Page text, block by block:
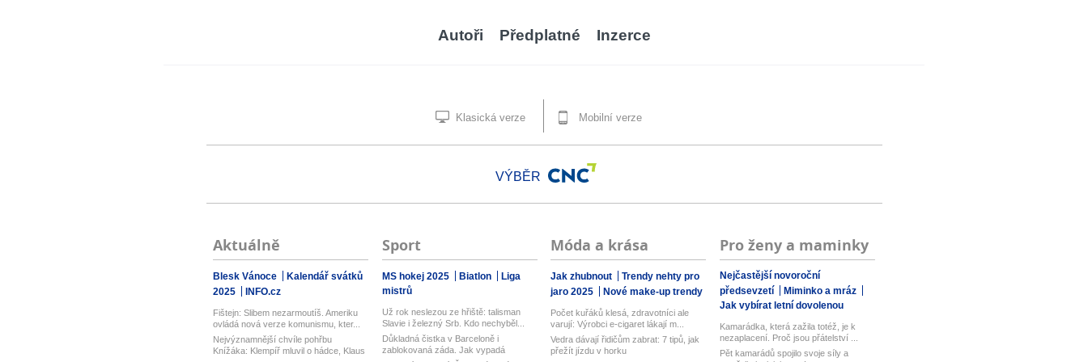
Autoři Předplatné Inzerce
Klasická verze Mobilní verze
VÝBĚR
Aktuálně
Blesk Vánoce
Kalendář svátků
2025
INFO.cz
Fištejn: Slibem nezarmoutíš. Ameriku
ovládá nová verze komunismu, kter...
Nejvýznamnější chvíle pohřbu
Knížáka: Klempíř mluvil o hádce, Klaus
Sport
MS hokej 2025 Biatlon
Liga
mistrů
Už rok neslezou ze hřiště: talisman
Slavie i železný Srb. Kdo nechyběl...
Důkladná čistka v Barceloně i
zablokovaná záda. Jak vypadá
Móda a krása
Jak zhubnout
Trendy nehty pro
jaro 2025
Nové make-up trendy
Počet kuřáků klesá, zdravotníci ale
varují: Výrobci e-cigaret lákají m...
Vedra dávají řidičům zabrat: 7 tipů, jak
přežít jízdu v horku
Pro ženy a maminky
Nejčastější novoroční
předsevzetí
Miminko a mráz
Jak vybírat letní dovolenou
Kamarádka, která zažila totéž, je k
nezaplacení. Proč jsou přátelství ...
Pět kamarádů spojilo svoje síly a